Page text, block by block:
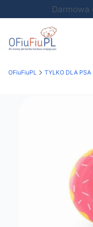
Darmowa
OFiuFiuPL TYLKO DLA PSA